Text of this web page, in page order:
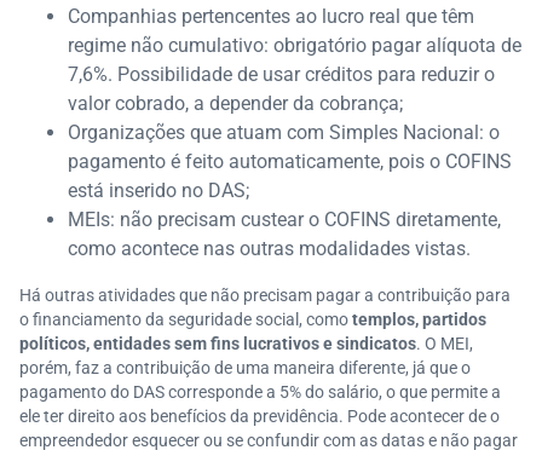
Companhias pertencentes ao lucro real que têm
regime não cumulativo: obrigatório pagar alíquota de
7,6%. Possibilidade de usar créditos para reduzir o
valor cobrado, a depender da cobrança;
Organizações que atuam com Simples Nacional: o
pagamento é feito automaticamente, pois o COFINS
está inserido no DAS;
MEIs: não precisam custear o COFINS diretamente,
como acontece nas outras modalidades vistas.
Há outras atividades que não precisam pagar a contribuição para
o financiamento da seguridade social, comotemplos, partidos
políticos, entidades sem fins lucrativos e sindicatos. O MEI,
porém, faz a contribuição de uma maneira diferente, já que o
pagamento do DAS corresponde a 5% do salário, o que permite a
ele ter direito aos benefícios da previdência. Pode acontecer de o
empreendedor esquecer ou se confundir com as datas e não pagar